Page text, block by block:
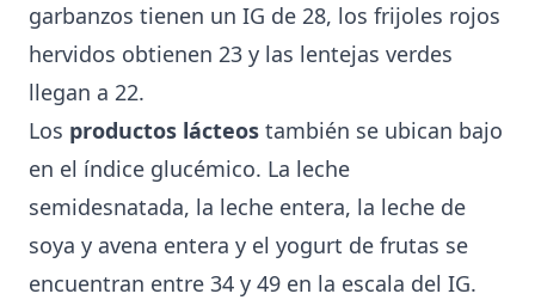
garbanzos tienen un IG de 28, los frijoles rojos
hervidos obtienen 23 y las lentejas verdes
llegan a 22.
Los productos lácteos también se ubican bajo
en el índice glucémico. La leche
semidesnatada, la leche entera, la leche de
soya y avena entera y el yogurt de frutas se
encuentran entre 34 y 49 en la escala del IG.